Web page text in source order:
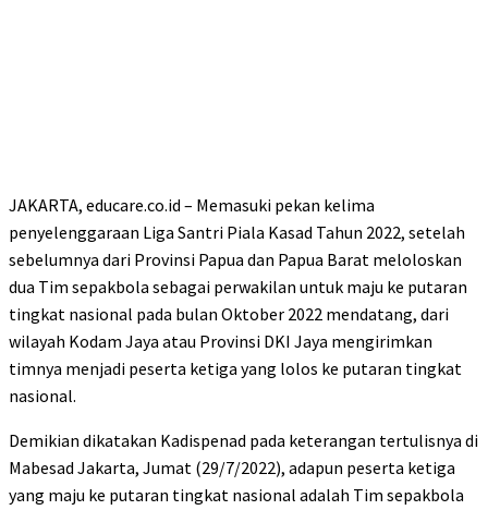
JAKARTA, educare.co.id – Memasuki pekan kelima
penyelenggaraan Liga Santri Piala Kasad Tahun 2022, setelah
sebelumnya dari Provinsi Papua dan Papua Barat meloloskan
dua Tim sepakbola sebagai perwakilan untuk maju ke putaran
tingkat nasional pada bulan Oktober 2022 mendatang, dari
wilayah Kodam Jaya atau Provinsi DKI Jaya mengirimkan
timnya menjadi peserta ketiga yang lolos ke putaran tingkat
nasional.
Demikian dikatakan Kadispenad pada keterangan tertulisnya di
Mabesad Jakarta, Jumat (29/7/2022), adapun peserta ketiga
yang maju ke putaran tingkat nasional adalah Tim sepakbola